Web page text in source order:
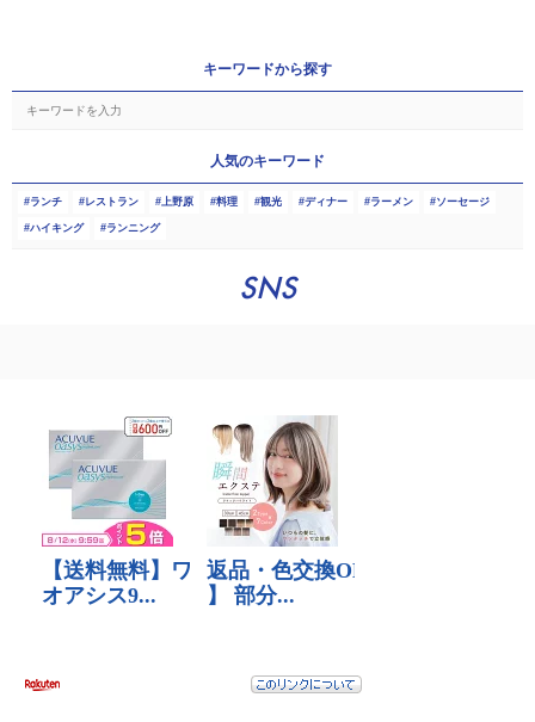
キーワードから探す
人気のキーワード
ランチ レストラン 上野原 料理 観光 ディナー ラーメン ソーセージ
ハイキング ランニング
SNS